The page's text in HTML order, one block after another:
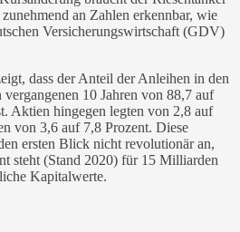
an Zahlen erkennbar, wie
Versicherungswirtschaft (GDV)
dass der Anteil der Anleihen in den
vergangenen 10 Jahren von 88,7 auf
Aktien hingegen legten von 2,8 auf
von 3,6 auf 7,8 Prozent. Diese
ersten Blick nicht revolutionär an,
steht (Stand 2020) für 15 Milliarden
Kapitalwerte.